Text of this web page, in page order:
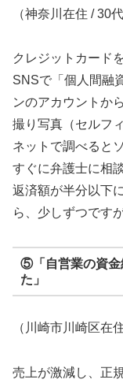
（神奈川在住 / 30
クレジットカード
SNSで「個人間融
ンのアカウントか
撮り写真（セルフ
ネットで調べると
すぐに弁護士に相
返済額が半分以下
ら、少しずつです
⑤「自営業の資金
た」
（川崎市川崎区在
売上が激減し、正